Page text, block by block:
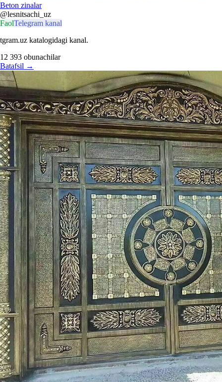
Beton zinalar
@lesnitsachi_uz
FaolTelegram kanal
tgram.uz katalogidagi kanal.
12 393 obunachilar
Batafsil →